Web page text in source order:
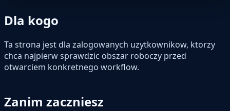
Dla kogo
Ta strona jest dla zalogowanych uzytkownikow, ktorzy
chca najpierw sprawdzic obszar roboczy przed
otwarciem konkretnego workflow.
Zanim zaczniesz